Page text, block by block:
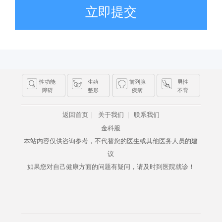
立即提交
性功能
障碍
生殖
整形
前列腺
疾病
男性
不育
返回首页 | 关于我们 |
联系我们
金科服
本站内容仅供咨询参考，不代替您的医生或其他医务人员的建
议
如果您对自己健康方面的问题有疑问，请及时到医院就诊！